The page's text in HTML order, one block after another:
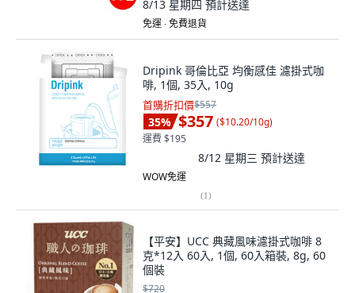
8/13 星期四 預計送達
免運 ∙ 免費退貨
Dripink 哥倫比亞 均衡感佳 濾掛式咖
啡, 1個, 35入, 10g
首購折扣價$557
35% $357 ($10.20/10g)
運費 $195
8/12 星期三 預計送達
WOW免運
(1)
【平安】UCC 典藏風味濾掛式咖啡 8
克*12入 60入, 1個, 60入箱裝, 8g, 60
個裝
$720